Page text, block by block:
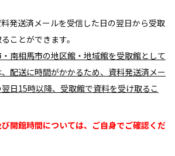
発送済メールを受信した日の翌日から受取
ことができます。
南相馬市の地区館・地域館を受取館として
配送に時間がかかるため、資料発送済メー
日15時以降、受取館で資料を受け取るこ
開館時間については、ご自身でご確認くだ